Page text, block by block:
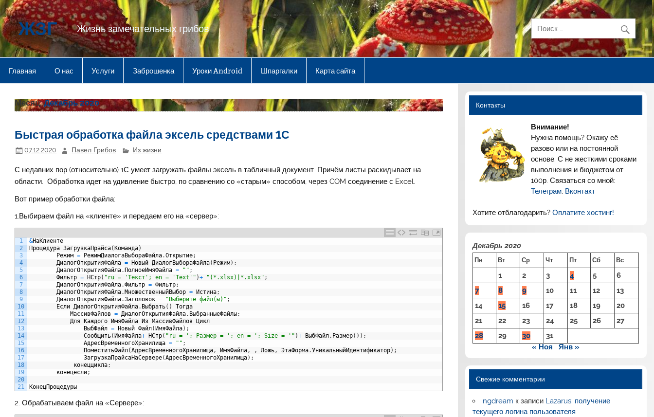
Перейти
к
содержимому
ЖЗГ Жизнь замечательных грибов
Главная О нас Услуги Заброшенка Уроки Android Шпаргалки Карта сайта
Месяц:Декабрь 2020
Быстрая обработка файла эксель средствами 1С
07.12.2020 Павел Грибов Из жизни
С недавних пор (относительно) 1С умеет загружать файлы эксель в табличный документ. Причём листы раскидывает на
области. Обработка идет на удивление быстро, по сравнению со «старым» способом, через COM соединение с Excel.
Вот пример обработки файла:
1.Выбираем файл на «клиенте» и передаем его на «сервер»:
1
2
3
4
5
6
7
8
9
10
11
12
13
14
15
16
17
18
19
20
21
&НаКлиенте
Процедура ЗагрузкаПрайса( Команда)
Режим = РежимДиалогаВыбораФайла.Открытие;
ДиалогОткрытияФайла = Новый ДиалогВыбораФайла( Режим) ;
ДиалогОткрытияФайла. ПолноеИмяФайла = "" ;
Фильтр = НСтр( "ru = 'Текст'; en = 'Text'" )+ "(*.xlsx)|*.xlsx" ;
ДиалогОткрытияФайла.Фильтр = Фильтр;
ДиалогОткрытияФайла. МножественныйВыбор = Истина;
ДиалогОткрытияФайла.Заголовок = "Выберите файл(ы)" ;
Если ДиалогОткрытияФайла. Выбрать( )
Тогда
МассивФайлов = ДиалогОткрытияФайла. ВыбранныеФайлы;
Для
Каждого ИмяФайла Из МассивФайлов
Цикл
ВыбФайл = Новый Файл( ИмяФайла) ;
Сообщить( ИмяФайла+ НСтр( "ru = '; Размер = '; en = '; Size = '" )+ ВыбФайл. Размер( ) ) ;
АдресВременногоХранилища = "" ;
ПоместитьФайл(АдресВременногоХранилища, ИмяФайла, , Ложь, ЭтаФорма.УникальныйИдентификатор) ;
ЗагрузкаПрайсаНаСервере(АдресВременногоХранилища) ;
конеццикла;
конецесли;
КонецПроцедуры
2. Обрабатываем файл на «Сервере»:
Контакты
Внимание!
Нужна помощь? Окажу её
разово или на постоянной
основе. С не жесткими сроками
выполнения и бюджетом от
100р. Связаться со мной:
Телеграм Вконтакт
Хотите отблагодарить?Оплатите хостинг!
Декабрь 2020
Пн Вт Ср Чт Пт Сб Вс
1 2 3 4 5
6
7
8 9 10 11 12
13
14
15 16 17 18 19
20
21
22 23 24 25 26
27
28
29 30
31
« Ноя
Янв »
Свежие комментарии
ngdream к записи Lazarus: получение
текущего логина пользователя